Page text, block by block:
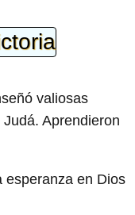
valiosas
Aprendieron
esperanza en Dios